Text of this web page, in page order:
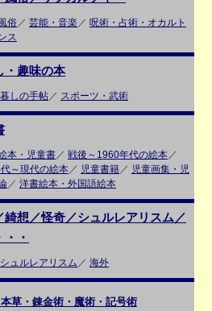
俗／ 芸能・音楽 ／ 呪術・占術・オカルト
ス
・趣味の本
暮しの手帖／ スポーツ・武術
本・児童書／ 戦後～1960年代の絵本／
～現代の絵本／ 児童書籍／ 児童画集・児
／ 洋書絵本・外国語絵本
綺想／怪奇／シュルレアリスム／
・
シュルレアリスム ／ 海外
草・錬金術・魔術・記号術